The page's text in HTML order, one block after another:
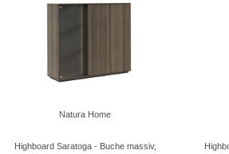
Natura Home
Highboard Saratoga - Buche massiv,